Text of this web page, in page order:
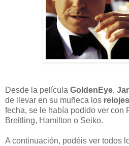
Desde la película GoldenEye,
de llevar en su muñeca los
fecha, se le había podido ver con
Breitling, Hamilton o Seiko.
A continuación, podéis ver todos